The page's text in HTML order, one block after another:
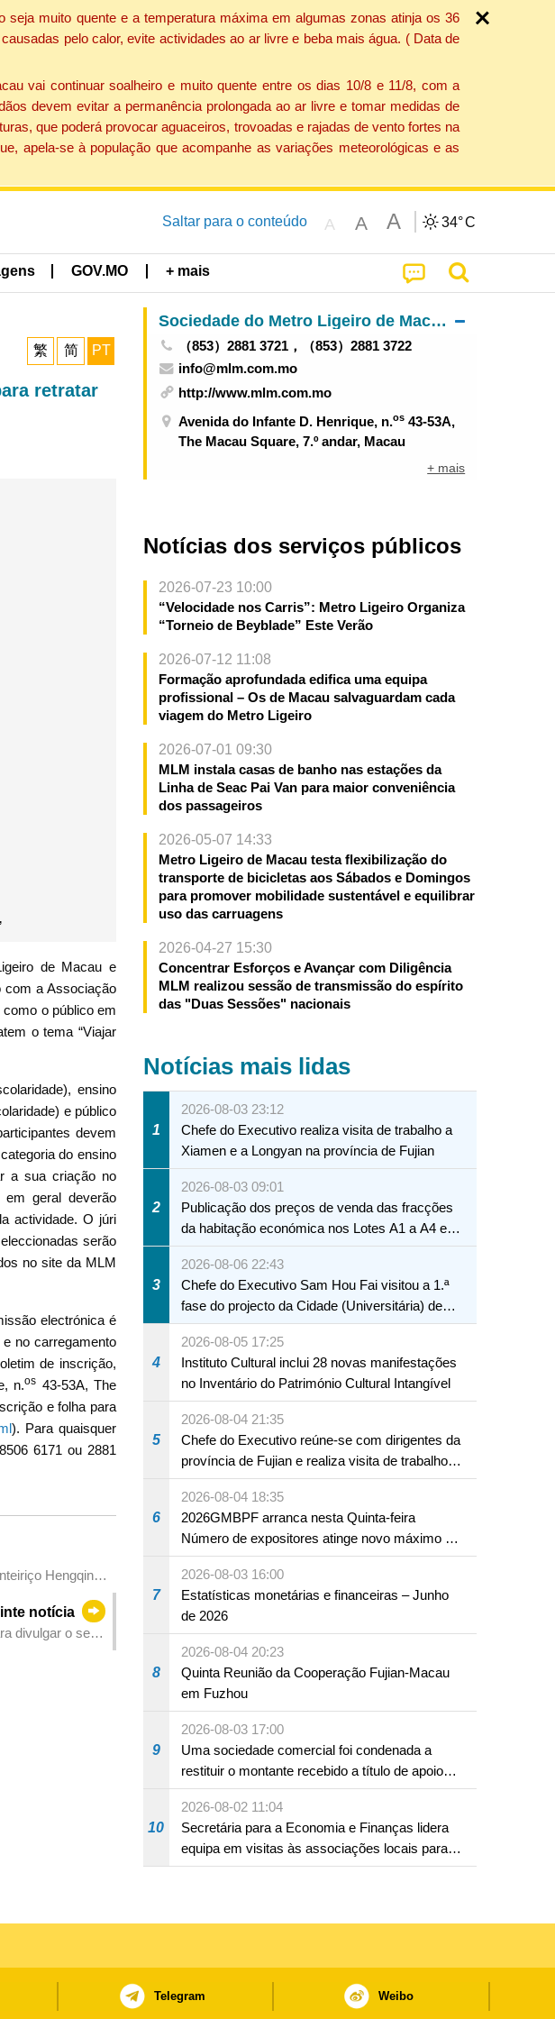
muito quente e a temperatura máxima em algumas zonas atinja os 36
pelo calor, evite actividades ao ar livre e beba mais água. ( Data de
vai continuar soalheiro e muito quente entre os dias 10/8 e 11/8, com a
devem evitar a permanência prolongada ao ar livre e tomar medidas de
que poderá provocar aguaceiros, trovoadas e rajadas de vento fortes na
apela-se à população que acompanhe as variações meteorológicas e as
Saltar para o conteúdo A A A 34°C
GOV.MO + mais
繁 简 PT
retratar
de Macau e
com a Associação
o público em
o tema “Viajar
ensino
e público
devem
do ensino
a sua criação no
em geral deverão
actividade. O júri
serão
no site da MLM
electrónica é
no carregamento
de inscrição,
n.os 43-53A, The
e folha para
). Para quaisquer
6171 ou 2881
Hengqin
notícia
divulgar o seu
Sociedade do Metro Ligeiro de Macau, S.A.
（853）2881 3721，（853）2881 3722
info@mlm.com.mo
http://www.mlm.com.mo
Avenida do Infante D. Henrique, n.os 43-53A,
The Macau Square, 7.º andar, Macau
+ mais
Notícias dos serviços públicos
2026-07-23 10:00
“Velocidade nos Carris”: Metro Ligeiro Organiza
“Torneio de Beyblade” Este Verão
2026-07-12 11:08
Formação aprofundada edifica uma equipa
profissional – Os de Macau salvaguardam cada
viagem do Metro Ligeiro
2026-07-01 09:30
MLM instala casas de banho nas estações da
Linha de Seac Pai Van para maior conveniência
dos passageiros
2026-05-07 14:33
Metro Ligeiro de Macau testa flexibilização do
transporte de bicicletas aos Sábados e Domingos
para promover mobilidade sustentável e equilibrar
uso das carruagens
2026-04-27 15:30
Concentrar Esforços e Avançar com Diligência
MLM realizou sessão de transmissão do espírito
das "Duas Sessões" nacionais
Notícias mais lidas
1
2026-08-03 23:12
Chefe do Executivo realiza visita de trabalho a
Xiamen e a Longyan na província de Fujian
2
2026-08-03 09:01
Publicação dos preços de venda das fracções
da habitação económica nos Lotes A1 a A4 e
A12 da Zona A dos Novos Aterros
3
2026-08-06 22:43
Chefe do Executivo Sam Hou Fai visitou a 1.ª
fase do projecto da Cidade (Universitária) de
Educação Internacional de Macau e Hengqin
4
2026-08-05 17:25
Instituto Cultural inclui 28 novas manifestações
no Inventário do Património Cultural Intangível
5
2026-08-04 21:35
Chefe do Executivo reúne-se com dirigentes da
província de Fujian e realiza visita de trabalho
em Fuzhou
6
2026-08-04 18:35
2026GMBPF arranca nesta Quinta-feira
Número de expositores atinge novo máximo em
18 anos
7
2026-08-03 16:00
Estatísticas monetárias e financeiras – Junho
de 2026
8
2026-08-04 20:23
Quinta Reunião da Cooperação Fujian-Macau
em Fuzhou
9
2026-08-03 17:00
Uma sociedade comercial foi condenada a
restituir o montante recebido a título de apoio
pecuniário para combater a epidemia de 2022,
por não ter sido provado que reunia os
requisitos para a sua atribuição
10
2026-08-02 11:04
Secretária para a Economia e Finanças lidera
equipa em visitas às associações locais para
consolidar consensos e promover os trabalhos
Telegram Weibo